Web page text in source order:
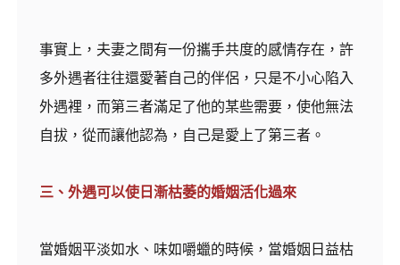
事實上，夫妻之間有一份攜手共度的感情存在，許
多外遇者往往還愛著自己的伴侶，只是不小心陷入
外遇裡，而第三者滿足了他的某些需要，使他無法
自拔，從而讓他認為，自己是愛上了第三者。
三、外遇可以使日漸枯萎的婚姻活化過來
當婚姻平淡如水、味如嚼蠟的時候，當婚姻日益枯